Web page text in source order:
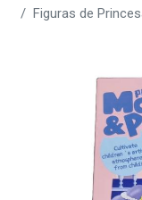
Figuras de